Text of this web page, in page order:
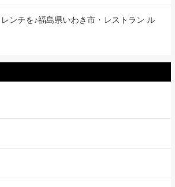
ンチを♪福島県いわき市・レストラン ル